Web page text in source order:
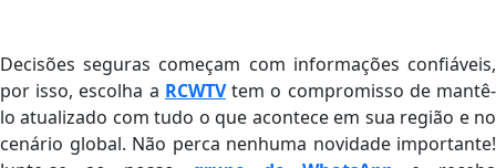
Decisões seguras começam com informações confiáveis,
por isso, escolha a RCWTVtem o compromisso de mantê-
lo atualizado com tudo o que acontece em sua região e no
cenário global. Não perca nenhuma novidade importante!